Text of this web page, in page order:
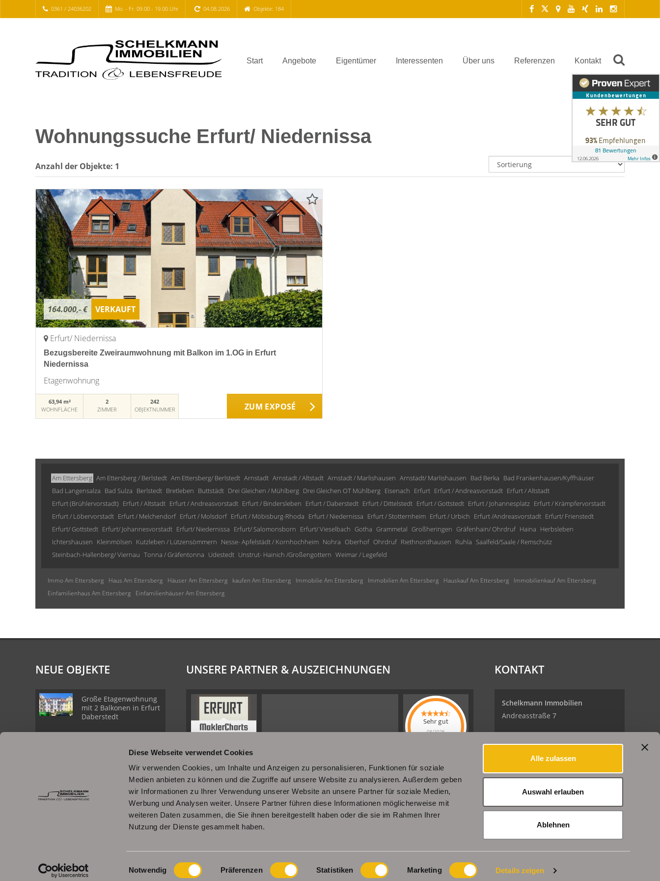
Diese Webseite verwendet Cookies
Wir verwenden Cookies, um Inhalte und Anzeigen zu personalisieren, Funktionen für soziale
Medien anbieten zu können und die Zugriffe auf unsere Website zu analysieren. Außerdem geben
wir Informationen zu Ihrer Verwendung unserer Website an unsere Partner für soziale Medien,
Werbung und Analysen weiter. Unsere Partner führen diese Informationen möglicherweise mit
weiteren Daten zusammen, die Sie ihnen bereitgestellt haben oder die sie im Rahmen Ihrer
Nutzung der Dienste gesammelt haben.
Einwilligungsauswahl
Notwendig Präferenzen Statistiken Marketing Details zeigen
Alle zulassen
Auswahl erlauben
Ablehnen
0361 / 24036202 Mo. - Fr. 09.00 - 19.00 Uhr 04.08.2026 Objekte: 184
Start Angebote Eigentümer Interessenten Über uns Referenzen Kontakt
Wohnungssuche Erfurt/ Niedernissa
Anzahl der Objekte: 1
164.000,- € VERKAUFT
Erfurt/ Niedernissa
Bezugsbereite Zweiraumwohnung mit Balkon im 1.OG in Erfurt
Niedernissa
Etagenwohnung
63,94 m²
WOHNFLÄCHE
2
ZIMMER
242
OBJEKTNUMMER
ZUM EXPOSÉ
Am Ettersberg Am Ettersberg / Berlstedt Am Ettersberg/ Berlstedt Arnstadt Arnstadt / Altstadt Arnstadt / Marlishausen Arnstadt/ Marlishausen Bad Berka Bad Frankenhausen/Kyffhäuser
Bad Langensalza Bad Sulza Berlstedt Bretleben Buttstädt Drei Gleichen / Mühlberg Drei Gleichen OT Mühlberg Eisenach Erfurt Erfurt / Andreasvorstadt Erfurt / Altstadt
Erfurt (Brühlervorstadt) Erfurt / Altstadt Erfurt / Andreasvorstadt Erfurt / Bindersleben Erfurt / Daberstedt Erfurt / Dittelstedt Erfurt / Gottstedt Erfurt / Johannesplatz Erfurt / Krämpfervorstadt
Erfurt / Löbervorstadt Erfurt / Melchendorf Erfurt / Molsdorf Erfurt / Möbisburg-Rhoda Erfurt / Niedernissa Erfurt / Stotternheim Erfurt / Urbich Erfurt /Andreasvorstadt Erfurt/ Frienstedt
Erfurt/ Gottstedt Erfurt/ Johannesvorstadt Erfurt/ Niedernissa Erfurt/ Salomonsborn Erfurt/ Vieselbach Gotha Grammetal Großheringen Gräfenhain/ Ohrdruf Haina Herbsleben
Ichtershausen Kleinmölsen Kutzleben / Lützensömmern Nesse- Apfelstädt / Kornhochheim Nohra Oberhof Ohrdruf Riethnordhausen Ruhla Saalfeld/Saale / Remschütz
Steinbach-Hallenberg/ Viernau Tonna / Gräfentonna Udestedt Unstrut- Hainich /Großengottern Weimar / Legefeld
Immo Am Ettersberg Haus Am Ettersberg Häuser Am Ettersberg kaufen Am Ettersberg Immobilie Am Ettersberg Immobilien Am Ettersberg Hauskauf Am Ettersberg
Immobilienkauf Am Ettersberg
Einfamilienhaus Am Ettersberg
Einfamilienhäuser Am Ettersberg
NEUE OBJEKTE
Große Etagenwohnung
mit 2 Balkonen in Erfurt
Daberstedt
Erdgeschosswohnung
mit Balkon in Erfurt
Moderne, bezugsbereite
1Raumwohnung mit
Einbauküche &
UNSERE PARTNER & AUSZEICHNUNGEN
Sehr gut
08/2026
|110 Schelkmann
auf
werkenntdenBESTEN.de
KONTAKT
Schelkmann Immobilien
Andreasstraße 7
Fax: +49 (0) 361 / 240 261 79
E-Mail: info@schelkmann.de
Internet: www.schelkmann.de
Powered byImmonia GmbH
Impressum Datenschutz
Sitemap
Widerrufsbelehrung